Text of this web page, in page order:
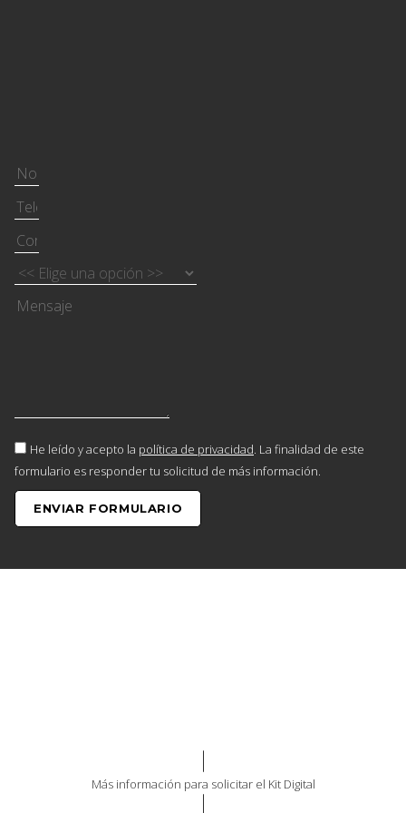
He leído y acepto la política de privacidad. La finalidad de este
formulario es responder tu solicitud de más información.
ENVIAR FORMULARIO
Más información para solicitar el Kit Digital